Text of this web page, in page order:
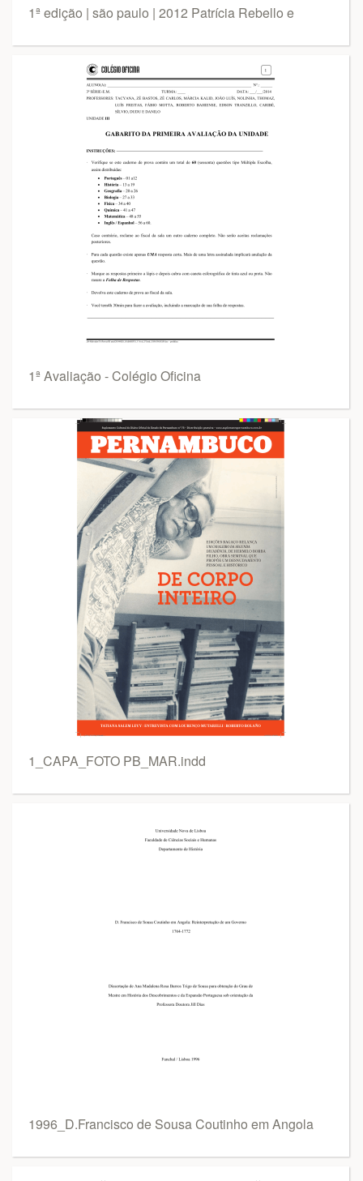
1ª edição | são paulo | 2012 Patrícia Rebello e
1ª Avaliação - Colégio Oficina
1_CAPA_FOTO PB_MAR.indd
1996_D.Francisco de Sousa Coutinho em Angola